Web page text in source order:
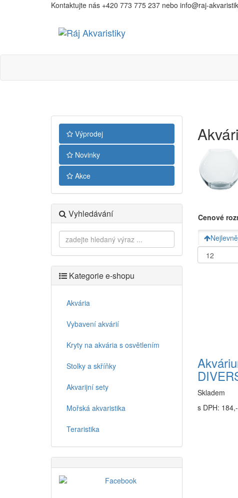
Kontaktujte nás +420 773 775 237 nebo info@raj-
Akvaristiky
Výprodej
Novinky
Akce
Vyhledávání
Kategorie e-shopu
Akvária
Vybavení akvárií
Kryty na akvária s osvětlením
Stolky a skříňky
Akvarijní sety
Mořská akvaristika
Teraristika
Cenové
Skladem
s DPH: